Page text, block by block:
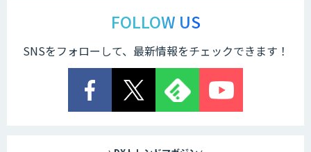
Cogent AI Cabinet
FOLLOW US
SNSをフォローして、最新情報をチェックできます！